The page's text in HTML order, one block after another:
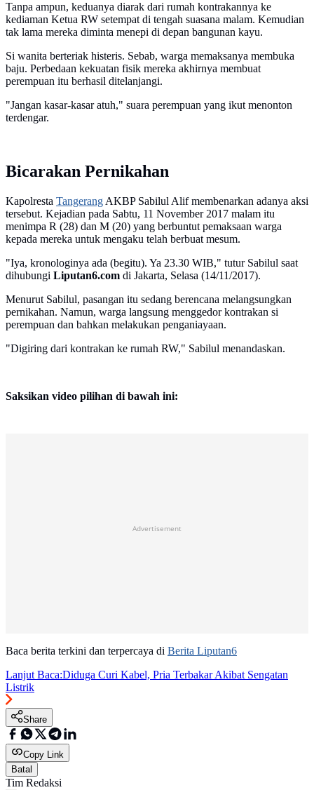
Tanpa ampun, keduanya diarak dari rumah kontrakannya ke
kediaman Ketua RW setempat di tengah suasana malam. Kemudian
tak lama mereka diminta menepi di depan bangunan kayu.
Si wanita berteriak histeris. Sebab, warga memaksanya membuka
baju. Perbedaan kekuatan fisik mereka akhirnya membuat
perempuan itu berhasil ditelanjangi.
"Jangan kasar-kasar atuh," suara perempuan yang ikut menonton
terdengar.
Bicarakan Pernikahan
Kapolresta Tangerang AKBP Sabilul Alif membenarkan adanya aksi
tersebut. Kejadian pada Sabtu, 11 November 2017 malam itu
menimpa R (28) dan M (20) yang berbuntut pemaksaan warga
kepada mereka untuk mengaku telah berbuat mesum.
"Iya, kronologinya ada (begitu). Ya 23.30 WIB," tutur Sabilul saat
dihubungi Liputan6.com di Jakarta, Selasa (14/11/2017).
Menurut Sabilul, pasangan itu sedang berencana melangsungkan
pernikahan. Namun, warga langsung menggedor kontrakan si
perempuan dan bahkan melakukan penganiayaan.
"Digiring dari kontrakan ke rumah RW," Sabilul menandaskan.
Saksikan video pilihan di bawah ini:
Advertisement
Baca berita terkini dan terpercaya di Berita Liputan6
Lanjut Baca:Diduga Curi Kabel, Pria Terbakar Akibat Sengatan
Listrik
Share
Copy Link
Batal
Tim Redaksi